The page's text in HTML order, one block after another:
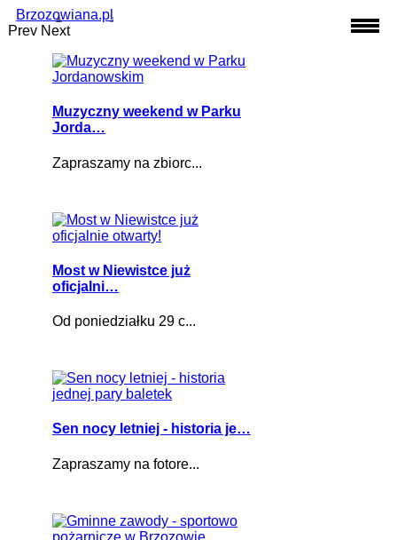
Brzozowiana.pl
Muzyczny weekend w Parku
Jorda…
Zapraszamy na zbiorc...
Most w Niewistce już
oficjalni…
Od poniedziałku 29 c...
Sen nocy letniej - historia je…
Zapraszamy na fotore...
Prev Next